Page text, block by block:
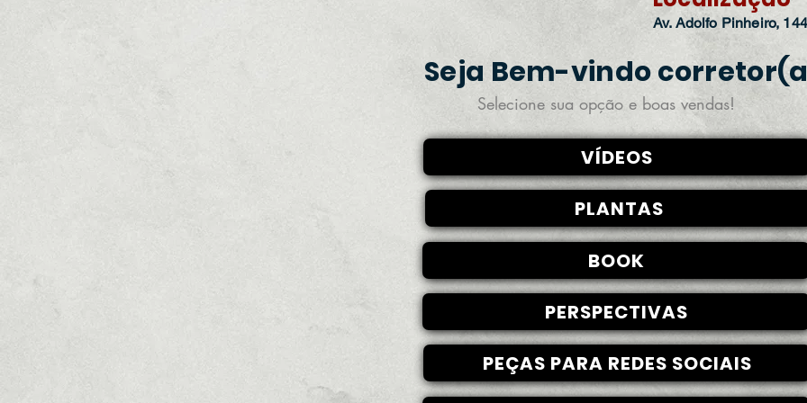
Av. Adolfo Pinheiro,
Seja Bem-vindo
Selecione sua opção e boas vendas!
VÍDEOS
PLANTAS
BOOK
PERSPECTIVAS
PEÇAS PARA REDES SOCIAIS